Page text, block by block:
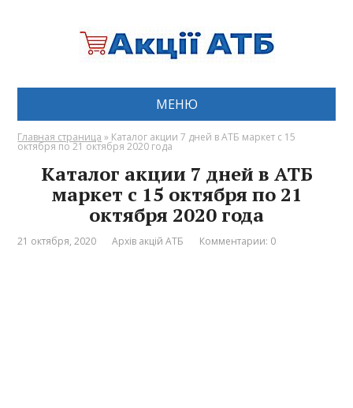
МЕНЮ
Главная страница » Каталог акции 7 дней в АТБ маркет с 15
октября по 21 октября 2020 года
Каталог акции 7 дней в АТБ
маркет с 15 октября по 21
октября 2020 года
21 октября, 2020 Архів акцій АТБ Комментарии: 0